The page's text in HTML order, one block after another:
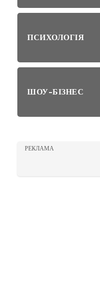
ПСИХОЛОГІЯ
ШОУ-БІЗНЕС
РЕКЛАМА